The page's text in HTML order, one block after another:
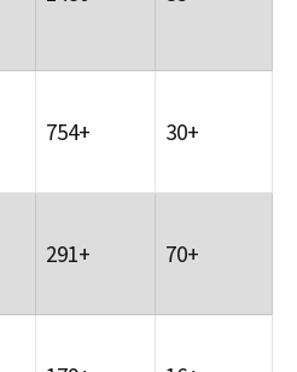
754+ 30+
291+ 70+